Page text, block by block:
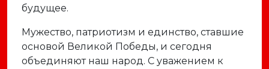
будущее.
Мужество, патриотизм и единство, ставшие
основой Великой Победы, и сегодня
объединяют наш народ. С уважением к